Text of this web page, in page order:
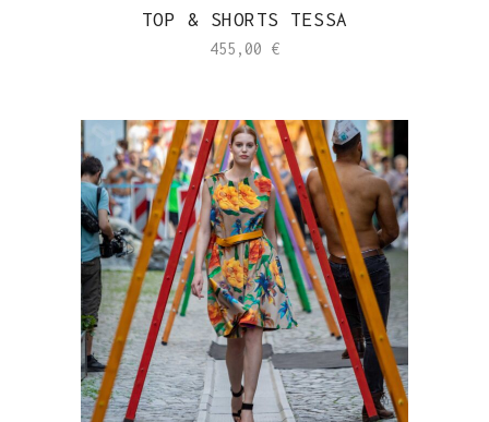
TOP & SHORTS TESSA
455,00 €